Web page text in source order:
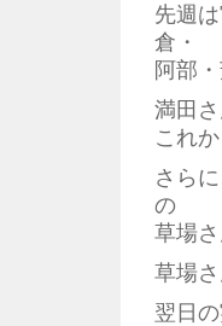
先週
倉・
阿部
満田
これ
さら
の
草場
草場
翌日